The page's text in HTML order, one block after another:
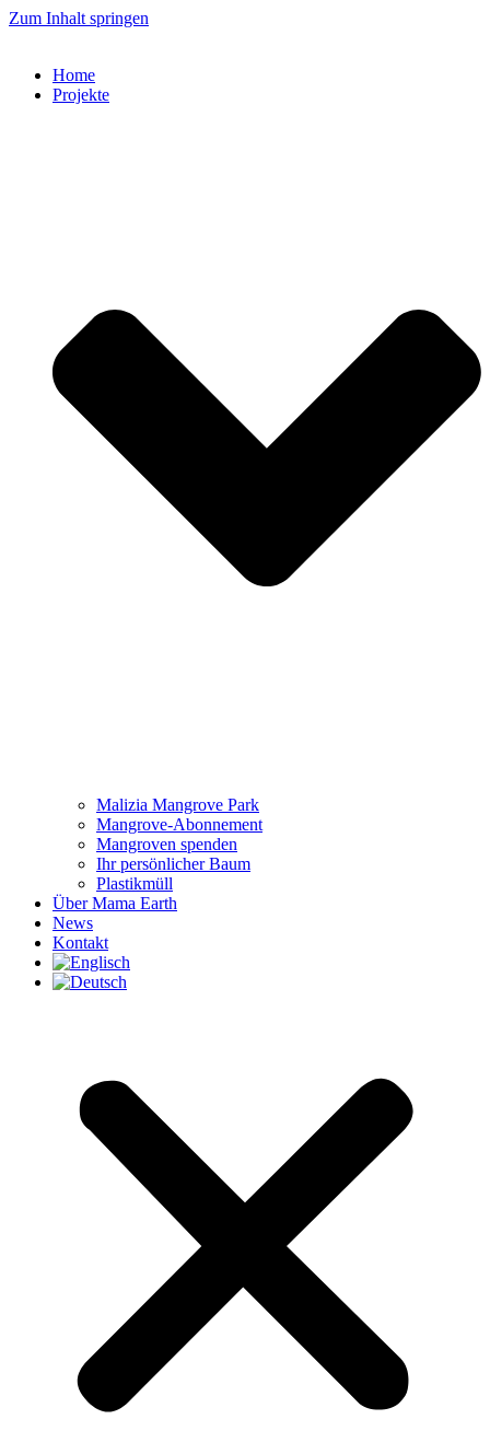
Zum Inhalt springen
Home
Projekte
Malizia Mangrove Park
Mangrove-Abonnement
Mangroven spenden
Ihr persönlicher Baum
Plastikmüll
Über Mama Earth
News
Kontakt